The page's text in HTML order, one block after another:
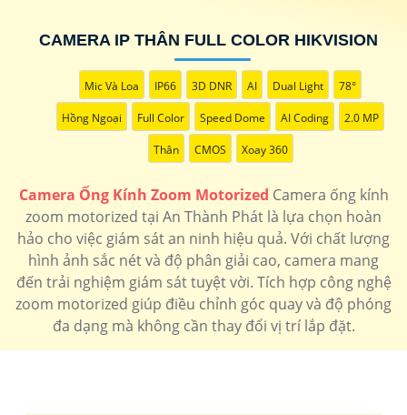
'
CAMERA IP THÂN FULL COLOR HIKVISION
Mic Và Loa IP66 3D DNR AI Dual Light 78°
Hồng Ngoại Full Color Speed Dome AI Coding 2.0 MP
Thân CMOS Xoay 360
Camera Ống Kính Zoom Motorized Camera ống kính
zoom motorized tại An Thành Phát là lựa chọn hoàn
hảo cho việc giám sát an ninh hiệu quả. Với chất lượng
hình ảnh sắc nét và độ phân giải cao, camera mang
đến trải nghiệm giám sát tuyệt vời. Tích hợp công nghệ
zoom motorized giúp điều chỉnh góc quay và độ phóng
đa dạng mà không cần thay đổi vị trí lắp đặt.